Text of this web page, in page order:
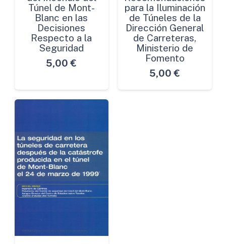
Túnel de Mont-
Blanc en las
Decisiones
Respecto a la
Seguridad
5,00 €
para la Iluminación
de Túneles de la
Dirección General
de Carreteras,
Ministerio de
Fomento
5,00 €